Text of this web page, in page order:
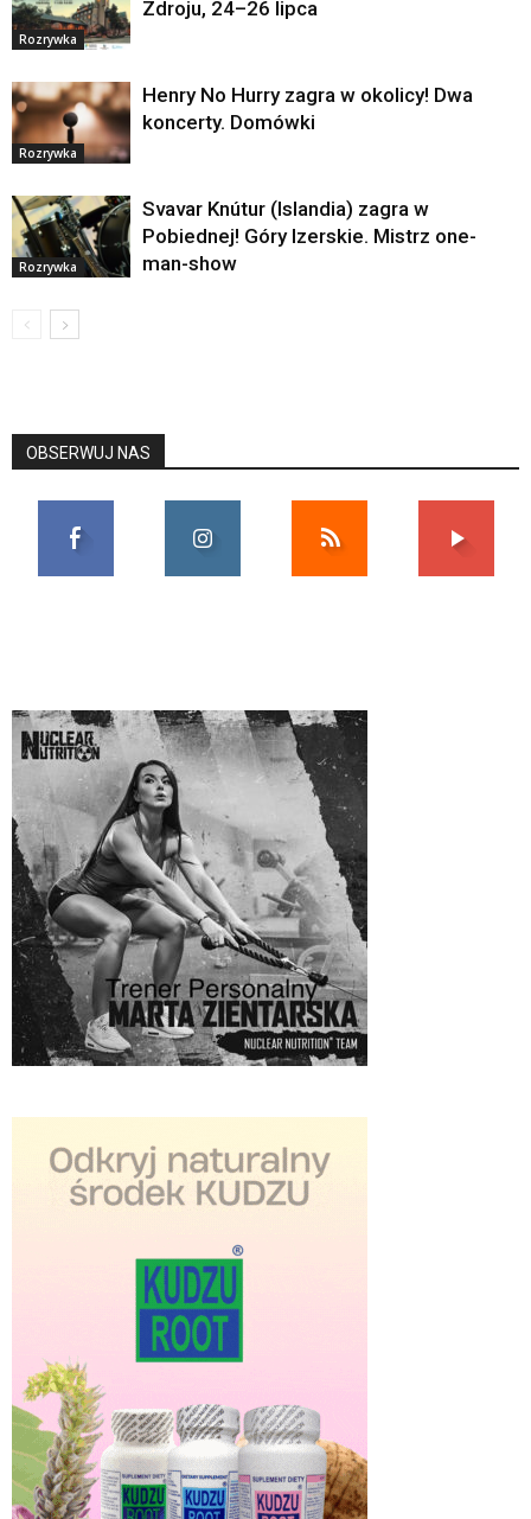
Rozrywka
Zdroju, 24–26 lipca
Rozrywka
Henry No Hurry zagra w okolicy! Dwa
koncerty. Domówki
Rozrywka
Svavar Knútur (Islandia) zagra w
Pobiednej! Góry Izerskie. Mistrz one-
man-show
OBSERWUJ NAS